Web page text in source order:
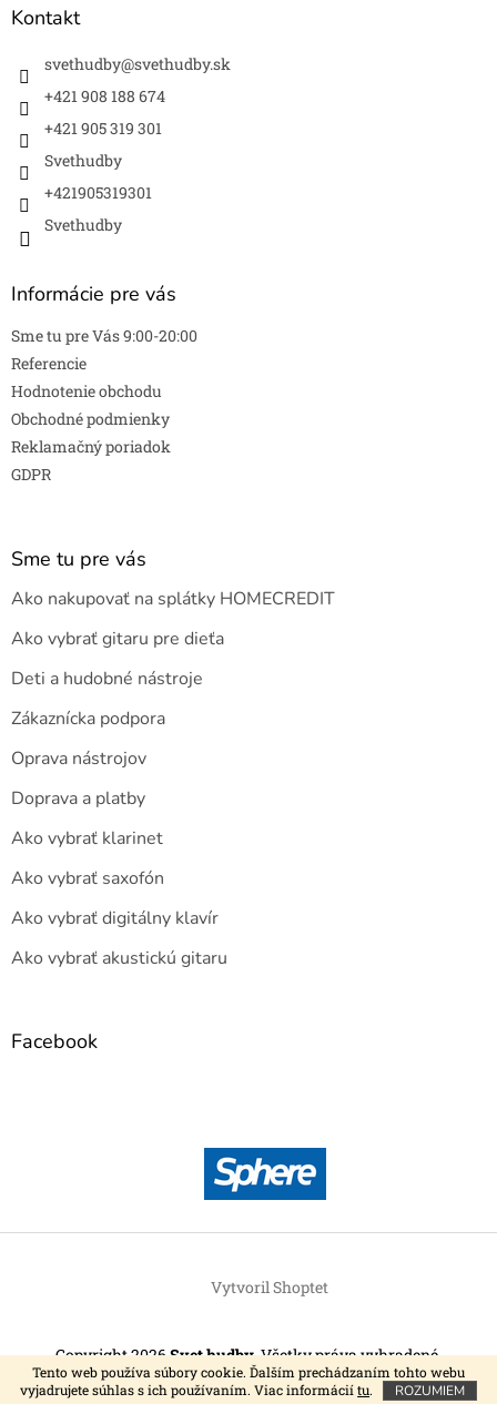
Tento web používa súbory cookie. Ďalším prechádzaním tohto webu
vyjadrujete súhlas s ich používaním. Viac informáciítu. ROZUMIEM
Kontakt
svethudby@svethudby.sk
+421 908 188 674
+421 905 319 301
Svethudby
+421905319301
Svethudby
Informácie pre vás
Sme tu pre Vás 9:00-20:00
Referencie
Hodnotenie obchodu
Obchodné podmienky
Reklamačný poriadok
GDPR
Sme tu pre vás
Ako nakupovať na splátky HOMECREDIT
Ako vybrať gitaru pre dieťa
Deti a hudobné nástroje
Zákaznícka podpora
Oprava nástrojov
Doprava a platby
Ako vybrať klarinet
Ako vybrať saxofón
Ako vybrať digitálny klavír
Ako vybrať akustickú gitaru
Facebook
Vytvoril Shoptet
Copyright 2026Svet hudby. Všetky práva vyhradené.